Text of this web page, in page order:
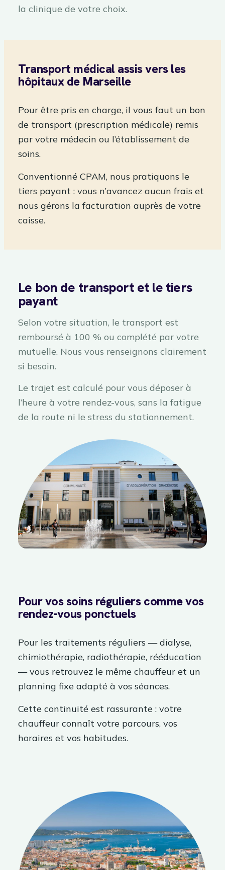
la clinique de votre choix.
Transport médical assis vers les
hôpitaux de Marseille
Pour être pris en charge, il vous faut un bon
de transport (prescription médicale) remis
par votre médecin ou l’établissement de
soins.
Conventionné CPAM, nous pratiquons le
tiers payant : vous n’avancez aucun frais et
nous gérons la facturation auprès de votre
caisse.
Le bon de transport et le tiers
payant
Selon votre situation, le transport est
remboursé à 100 % ou complété par votre
mutuelle. Nous vous renseignons clairement
si besoin.
Le trajet est calculé pour vous déposer à
l’heure à votre rendez-vous, sans la fatigue
de la route ni le stress du stationnement.
Pour vos soins réguliers comme vos
rendez-vous ponctuels
Pour les traitements réguliers — dialyse,
chimiothérapie, radiothérapie, rééducation
— vous retrouvez le même chauffeur et un
planning fixe adapté à vos séances.
Cette continuité est rassurante : votre
chauffeur connaît votre parcours, vos
horaires et vos habitudes.